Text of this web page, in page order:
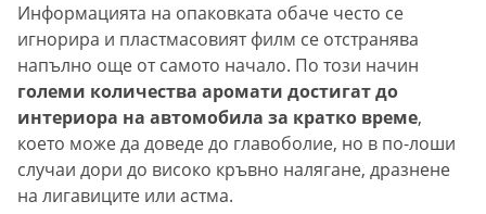
Информацията на опаковката обаче често се
игнорира и пластмасовият филм се отстранява
напълно още от самото начало. По този начин
големи количества аромати достигат до
интериора на автомобила за кратко време,
което може да доведе до главоболие, но в по-лоши
случаи дори до високо кръвно налягане, дразнене
на лигавиците или астма.